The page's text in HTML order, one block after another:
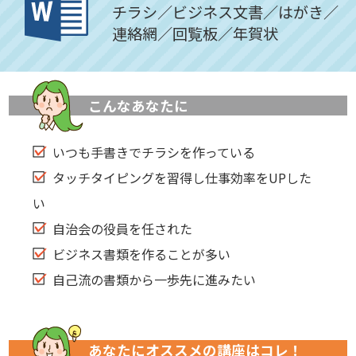
チラシ／ビジネス文書／はがき／
連絡網／回覧板／年賀状
こんなあなたに
いつも手書きでチラシを作っている
タッチタイピングを習得し仕事効率をUPした
い
自治会の役員を任された
ビジネス書類を作ることが多い
自己流の書類から一歩先に進みたい
あなたにオススメの講座はコレ！